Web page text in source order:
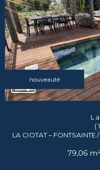
nouveauté
LA CIOTAT –
79,06